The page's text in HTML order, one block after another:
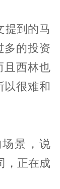
提到的马
多的投资
且西林也
以很难和
景，说
，正在成